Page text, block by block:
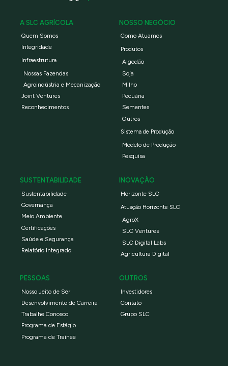
A SLC AGRÍCOLA
Quem Somos
Integridade
Infraestrutura
Nossas Fazendas
Agroindústria e Mecanização
Joint Ventures
Reconhecimentos
NOSSO NEGÓCIO
Como Atuamos
Produtos
Algodão
Soja
Milho
Pecuária
Sementes
Outros
Sistema de Produção
Modelo de Produção
Pesquisa
SUSTENTABILIDADE
Sustentabilidade
Governança
Meio Ambiente
Certificações
Saúde e Segurança
Relatório Integrado
INOVAÇÃO
Horizonte SLC
Atuação Horizonte SLC
AgroX
SLC Ventures
SLC Digital Labs
Agricultura Digital
PESSOAS
Nosso Jeito de Ser
Desenvolvimento de Carreira
Trabalhe Conosco
Programa de Estágio
Programa de Trainee
OUTROS
Investidores
Contato
Grupo SLC